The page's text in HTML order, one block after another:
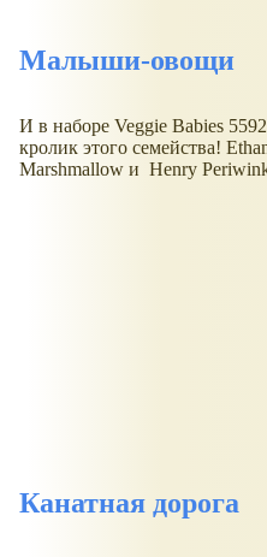
Малыши-овощи
И в наборе Veggie Babies
кролик этого семейства!
Marshmallow и Henry
Канатная дорога